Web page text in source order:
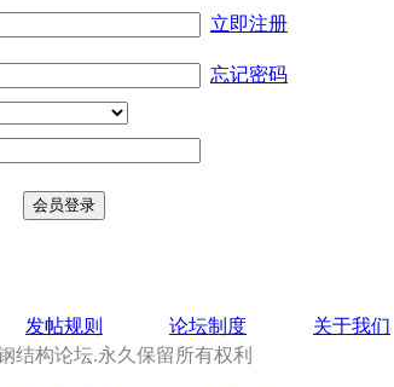
立即注册
忘记密码
发帖规则 论坛制度
关于我们
结构论坛.永久保留所有权利